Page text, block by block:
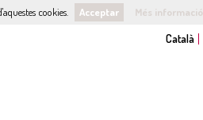
cookies. Acceptar Més informació